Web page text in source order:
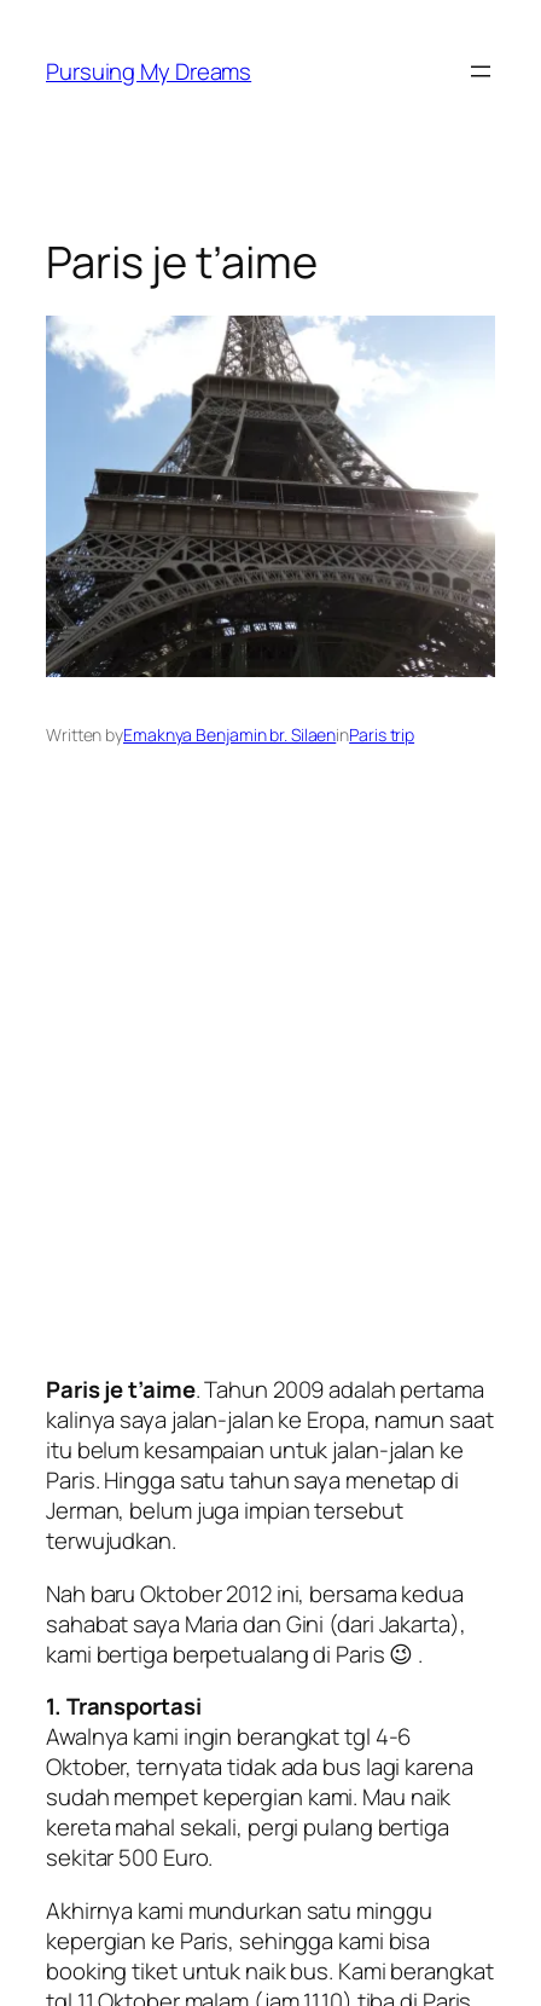
content
Pursuing My Dreams
Paris je t’aime
Written byEmaknya Benjamin br. SilaeninParis trip
Paris je t’aime. Tahun 2009 adalah pertama
kalinya saya jalan-jalan ke Eropa, namun saat
itu belum kesampaian untuk jalan-jalan ke
Paris. Hingga satu tahun saya menetap di
Jerman, belum juga impian tersebut
terwujudkan.
Nah baru Oktober 2012 ini, bersama kedua
sahabat saya Maria dan Gini (dari Jakarta),
kami bertiga berpetualang di Paris 😉 .
1. Transportasi
Awalnya kami ingin berangkat tgl 4-6
Oktober, ternyata tidak ada bus lagi karena
sudahmempetkepergian kami. Mau naik
kereta mahal sekali, pergi pulang bertiga
sekitar 500 Euro.
Akhirnya kami mundurkan satu minggu
kepergian ke Paris, sehingga kami bisa
booking tiket untuk naik bus. Kami berangkat